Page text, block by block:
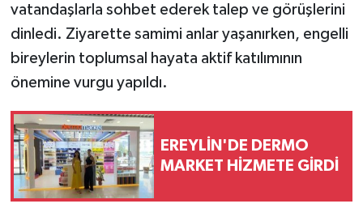
vatandaşlarla sohbet ederek talep ve görüşlerini
dinledi. Ziyarette samimi anlar yaşanırken, engelli
bireylerin toplumsal hayata aktif katılımının
önemine vurgu yapıldı.
EREYLİN'DE DERMO
MARKET HİZMETE GİRDİ